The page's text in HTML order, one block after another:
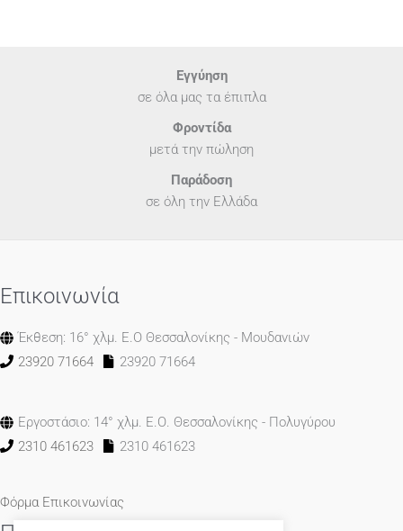
Εγγύηση
σε όλα μας τα έπιπλα
Φροντίδα
μετά την πώληση
Παράδοση
σε όλη την Ελλάδα
Επικοινωνία
Έκθεση: 16° χλμ. Ε.Ο Θεσσαλονίκης - Μουδανιών
23920 71664
23920 71664
Εργοστάσιο: 14° χλμ. Ε.Ο. Θεσσαλονίκης - Πολυγύρου
2310 461623
2310 461623
Φόρμα Επικοινωνίας